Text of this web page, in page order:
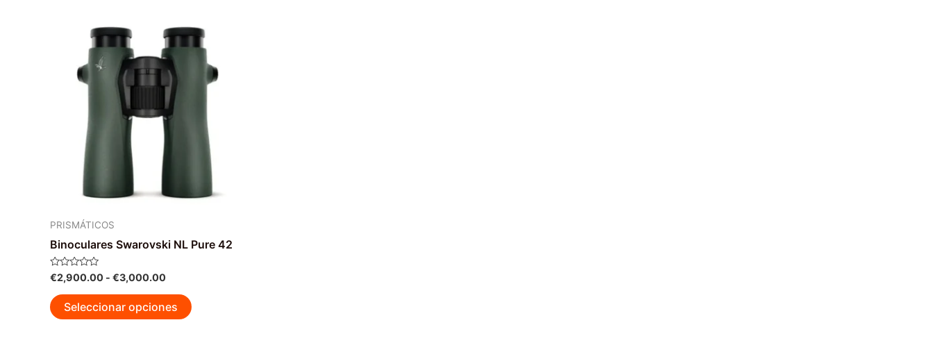
PRISMÁTICOS
Binoculares Swarovski NL Pure 42
Valorado
con
de
5
€2,900.00 - €3,000.00Rango
precios:
desde
Seleccionar opciones
producto